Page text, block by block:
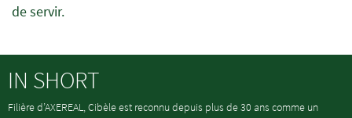
de servir.
IN SHORT
Filière d’AXEREAL, Cibèle est reconnu depuis plus de 30 ans comme un